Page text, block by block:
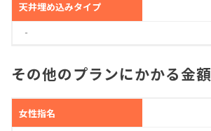
天井埋め込みタイプ
‐
その他のプランにかかる金額
女性指名